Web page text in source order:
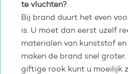
te vluchten?
Bij brand duurt het even
is. U moet dan eerst uzelf
materialen van kunststof
maken de brand snel
giftige rook kunt u moeilijk